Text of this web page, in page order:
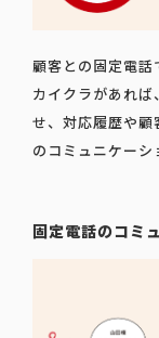
顧客との固定電話
カイクラがあれ
せ、対応履歴や顧
のコミュニケーシ
固定電話のコミ